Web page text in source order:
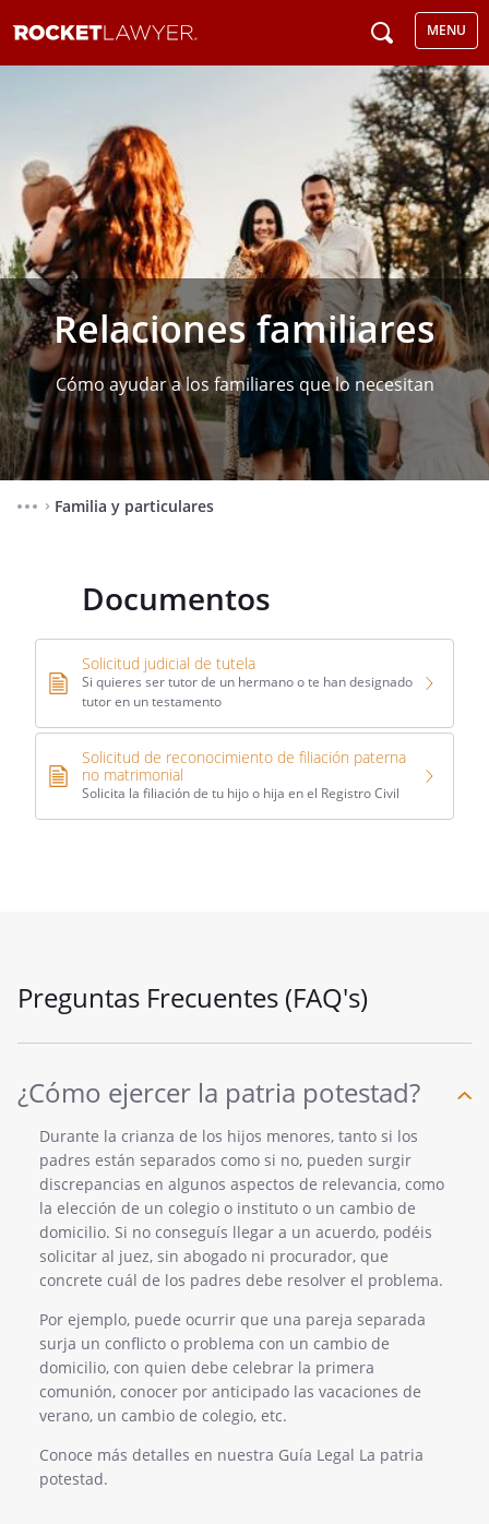
MENU
Relaciones familiares
Cómo ayudar a los familiares que lo necesitan
⌃ Familia y particulares
Documentos
Solicitud judicial de tutela
Si quieres ser tutor de un hermano o te han designado
tutor en un testamento
Solicitud de reconocimiento de filiación paterna
no matrimonial
Solicita la filiación de tu hijo o hija en el Registro Civil
Preguntas Frecuentes (FAQ's)
¿Cómo ejercer la patria potestad?
Durante la crianza de los hijos menores, tanto si los
padres están separados como si no, pueden surgir
discrepancias en algunos aspectos de relevancia, como
la elección de un colegio o instituto o un cambio de
domicilio. Si no conseguís llegar a un acuerdo, podéis
solicitar al juez, sin abogado ni procurador, que
concrete cuál de los padres debe resolver el problema.
Por ejemplo, puede ocurrir que una pareja separada
surja un conflicto o problema con un cambio de
domicilio, con quien debe celebrar la primera
comunión, conocer por anticipado las vacaciones de
verano, un cambio de colegio, etc.
Conoce más detalles en nuestra Guía Legal La patria
potestad.